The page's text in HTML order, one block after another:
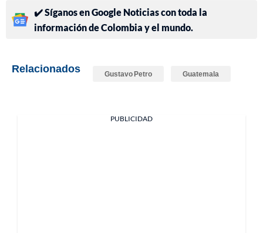
✔️ Síganos en Google Noticias con toda la
información de Colombia y el mundo.
Relacionados Gustavo Petro Guatemala
PUBLICIDAD